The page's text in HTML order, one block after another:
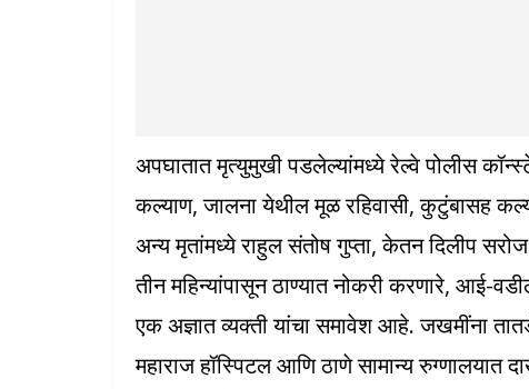
अपघातात मृत्युमुखी पडलेल्यांमध्ये रेल्वे पोलीस
कल्याण, जालना येथील मूळ रहिवासी, कुटुंबासह
अन्य मृतांमध्ये राहुल संतोष गुप्ता, केतन दिलीप
तीन महिन्यांपासून ठाण्यात नोकरी करणारे,
एक अज्ञात व्यक्ती यांचा समावेश आहे. जखमींना
महाराज हॉस्पिटल आणि ठाणे सामान्य रुग्णालयात